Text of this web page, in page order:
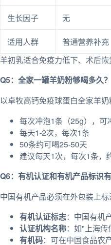
生长因子 无
适用人群 普通营养补充
羊初乳适合免疫力低下、术后恢
Q5：全家一罐羊奶粉够喝多久？
以卓牧高钙免疫球蛋白全家羊奶
每次冲泡1条（25g），可
每天1-2次，每次1条
50条约可喝25-50天
建议每天1次，每次1条，
Q6：有机认证和有机产品标识
中国有机产品必须在外包装上标
有机认证标志：中国有机
认证机构名称：如"上海
有机码：可在中国食品农